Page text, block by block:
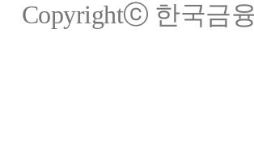
Copyrightⓒ 한국금